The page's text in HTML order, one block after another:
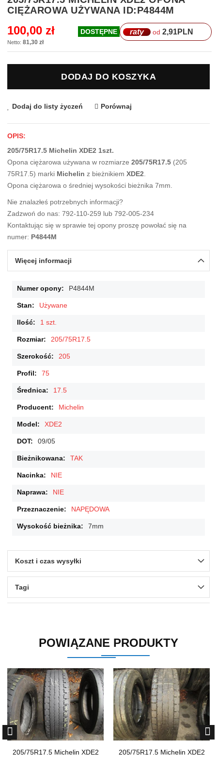
na
początek
CIĘŻAROWA UŻYWANA ID:P4844M
100,00 zł
81,30 zł
DOSTĘPNE raty od 2,91PLN
DODAJ DO KOSZYKA
Dodaj do listy życzeń Porównaj
OPIS:
205/75R17.5 Michelin XDE2 1szt.
Opona ciężarowa używana w rozmiarze 205/75R17.5 (205
75R17.5) marki Michelin z bieżnikiem XDE2.
Opona ciężarowa o średniej wysokości bieżnika 7mm.
Nie znalazłeś potrzebnych informacji?
Zadzwoń do nas: 792-110-259 lub 792-005-234
Kontaktując się w sprawie tej opony proszę powołać się na
numer: P4844M
Więcej informacji
Więcej
P4844M
Używane
1 szt.
205/75R17.5
205
75
17.5
Michelin
XDE2
09/05
TAK
NIE
NIE
NAPĘDOWA
7mm
Koszt i czas wysyłki
Tagi
POWIĄZANE PRODUKTY
205/75R17.5 Michelin XDE2
205/75R17.5 Michelin XDE2